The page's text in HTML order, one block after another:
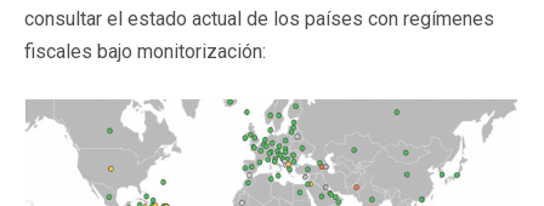
consultar el estado actual de los países con regímenes
fiscales bajo monitorización: